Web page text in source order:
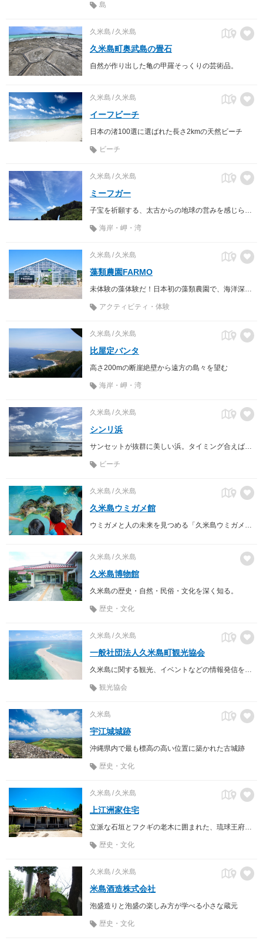
島
久米島 久米島
久米島町奥武島の畳石
自然が作り出した亀の甲羅そっくりの芸術品。
久米島 久米島
イーフビーチ
日本の渚100選に選ばれた長さ2kmの天然ビーチ
ビーチ
久米島 久米島
ミーフガー
海岸・岬・湾
久米島 久米島
藻類農園FARMO
未体験の藻体験だ！日本初の藻類農園で、海洋深層水と藻類の未来を体感。
アクティビティ・体験
久米島 久米島
比屋定バンタ
高さ200mの断崖絶壁から遠方の島々を望む
海岸・岬・湾
久米島 久米島
シンリ浜
サンセットが抜群に美しい浜。タイミング合えば飛行機とのコラボ風景も！
ビーチ
久米島 久米島
久米島ウミガメ館
久米島 久米島
久米島博物館
久米島の歴史・自然・民俗・文化を深く知る。
歴史・文化
久米島 久米島
一般社団法人久米島町観光協会
観光協会
久米島
宇江城城跡
沖縄県内で最も標高の高い位置に築かれた古城跡
歴史・文化
久米島 久米島
上江洲家住宅
立派な石垣とフクギの老木に囲まれた、琉球王府時代の士族の家
歴史・文化
久米島 久米島
米島酒造株式会社
泡盛造りと泡盛の楽しみ方が学べる小さな蔵元
歴史・文化